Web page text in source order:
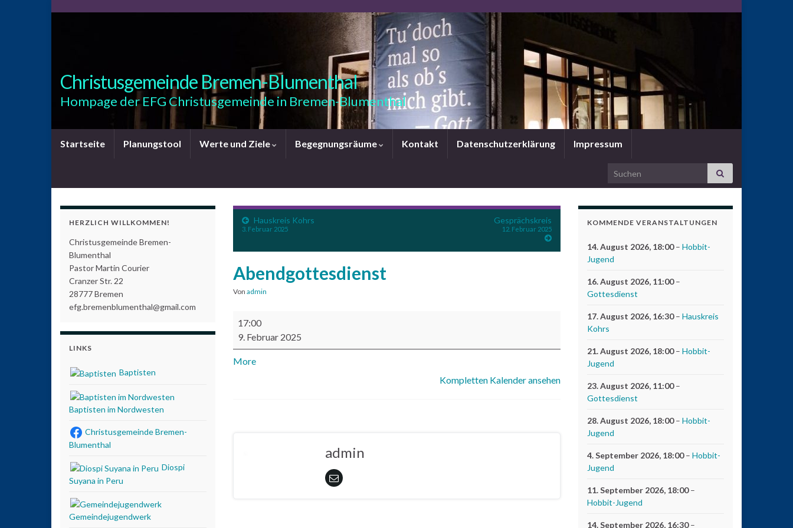
Christusgemeinde Bremen-Blumenthal
Hompage der EFG Christusgemeinde in Bremen-Blumenthal
Startseite Planungstool Werte und Ziele Begegnungsräume Kontakt Datenschutzerklärung Impressum
Search for:
Hauskreis Kohrs
3. Februar 2025
Gesprächskreis
12. Februar 2025
Abendgottesdienst
Von admin
Abendgottesdienst
17:00
9. Februar 2025
Moreabout {title}
Kompletten Kalender ansehen
admin
HERZLICH WILLKOMMEN!
Christusgemeinde Bremen-
Blumenthal
Pastor Martin Courier
Cranzer Str. 22
28777 Bremen
efg.bremenblumenthal@gmail.com
LINKS
Baptisten
Baptisten im Nordwesten
Christusgemeinde Bremen-
Blumenthal
Diospi
Suyana in Peru
Gemeindejugendwerk
KOMMENDE VERANSTALTUNGEN
14. August 2026, 18:00– Hobbit-
Jugend
16. August 2026, 11:00–
Gottesdienst
17. August 2026, 16:30– Hauskreis
Kohrs
21. August 2026, 18:00– Hobbit-
Jugend
23. August 2026, 11:00–
Gottesdienst
28. August 2026, 18:00– Hobbit-
Jugend
4. September 2026, 18:00– Hobbit-
Jugend
11. September 2026, 18:00–
Hobbit-Jugend
14. September 2026, 16:30–